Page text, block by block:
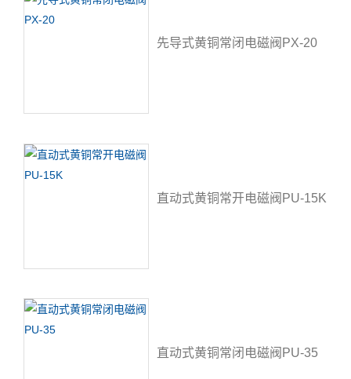
先导式黄铜常闭电磁阀PX-20
直动式黄铜常开电磁阀PU-15K
直动式黄铜常闭电磁阀PU-35